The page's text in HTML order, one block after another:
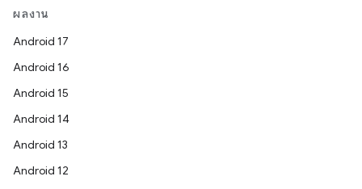
ผลงาน
Android 17
Android 16
Android 15
Android 14
Android 13
Android 12